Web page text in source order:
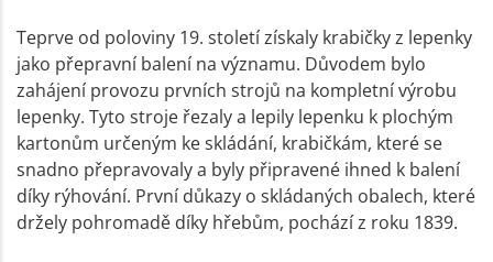
Teprve od poloviny 19. století získaly krabičky z lepenky
jako přepravní balení na významu. Důvodem bylo
zahájení provozu prvních strojů na kompletní výrobu
lepenky. Tyto stroje řezaly a lepily lepenku k plochým
kartonům určeným ke skládání, krabičkám, které se
snadno přepravovaly a byly připravené ihned k balení
díky rýhování. První důkazy o skládaných obalech, které
držely pohromadě díky hřebům, pochází z roku 1839.